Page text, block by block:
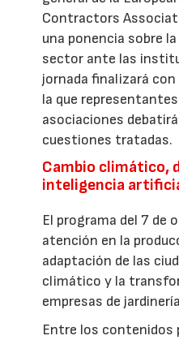
Contractors
una ponencia sobre
sector ante las
jornada finalizará con
la que
asociaciones
cuestiones tratadas.
Cambio climático,
inteligencia
El programa del 7 de
atención en la
adaptación de las
climático y la
empresas de
Entre los contenidos